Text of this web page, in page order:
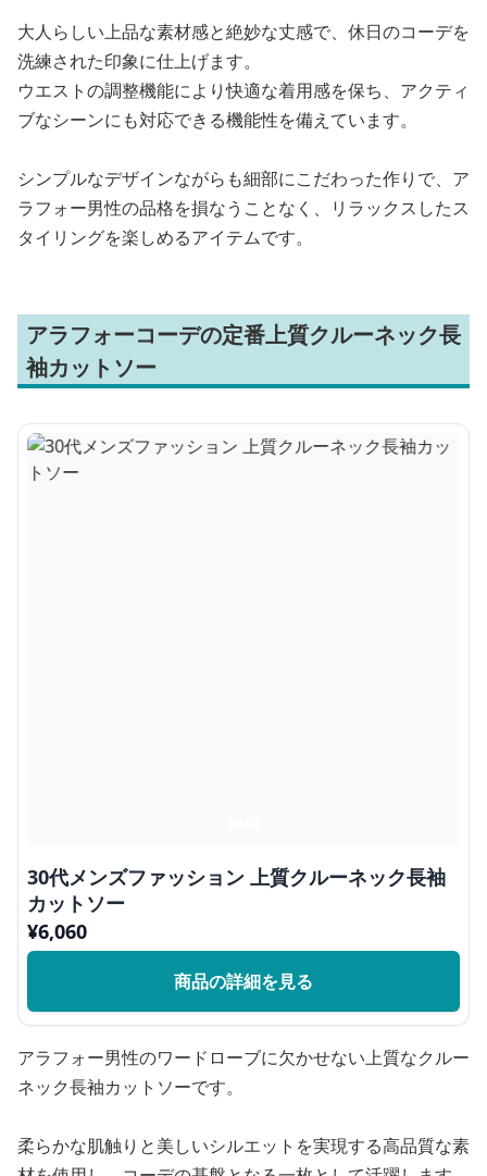
大人らしい上品な素材感と絶妙な丈感で、休日のコーデを
洗練された印象に仕上げます。
ウエストの調整機能により快適な着用感を保ち、アクティ
ブなシーンにも対応できる機能性を備えています。
シンプルなデザインながらも細部にこだわった作りで、ア
ラフォー男性の品格を損なうことなく、リラックスしたス
タイリングを楽しめるアイテムです。
アラフォーコーデの定番上質クルーネック長
袖カットソー
30代メンズファッション 上質クルーネック長袖
カットソー
¥6,060
商品の詳細を見る
アラフォー男性のワードローブに欠かせない上質なクルー
ネック長袖カットソーです。
柔らかな肌触りと美しいシルエットを実現する高品質な素